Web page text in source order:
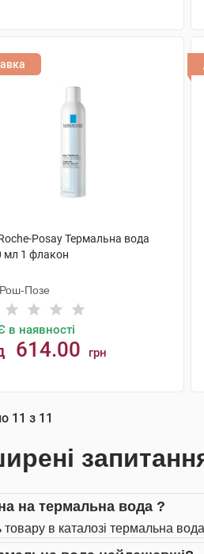
Posay Термальна вода
мл 1 флакон
Позе
в наявності
614.00 грн
11 з 11
на термальна вода ?
товару в каталозі термальна